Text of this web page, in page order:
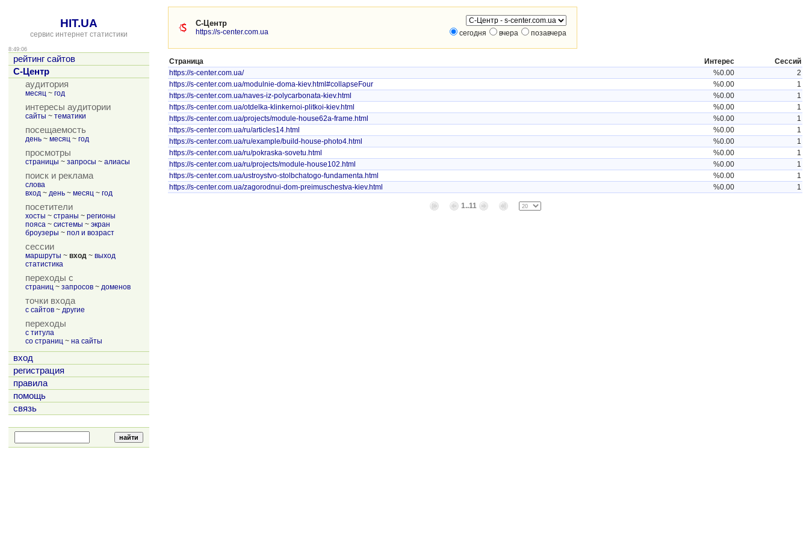
HIT.UA
сервис интернет статистики
8:49:06
рейтинг сайтов
С-Центр
аудитория
месяц ~ год
интересы аудитории
сайты ~ тематики
посещаемость
день ~ месяц ~ год
просмотры
страницы ~ запросы ~ алиасы
поиск и реклама
слова
вход ~ день ~ месяц ~ год
посетители
хосты ~ страны ~ регионы
пояса ~ системы ~ экран
броузеры ~ пол и возраст
сессии
маршруты ~ вход ~ выход
статистика
переходы с
страниц ~ запросов ~ доменов
точки входа
с сайтов ~ другие
переходы
с титула
со страниц ~ на сайты
вход
регистрация
правила
помощь
связь
С-Центр
https://s-center.com.ua сегодня вчера позавчера
Страница Интерес
Сессий
https://s-center.com.ua/
%0.00
2
https://s-center.com.ua/modulnie-doma-kiev.html#collapseFour
%0.00
1
https://s-center.com.ua/naves-iz-polycarbonata-kiev.html
%0.00
1
https://s-center.com.ua/otdelka-klinkernoi-plitkoi-kiev.html
%0.00
1
https://s-center.com.ua/projects/module-house62a-frame.html
%0.00
1
https://s-center.com.ua/ru/articles14.html
%0.00
1
https://s-center.com.ua/ru/example/build-house-photo4.html
%0.00
1
https://s-center.com.ua/ru/pokraska-sovetu.html
%0.00
1
https://s-center.com.ua/ru/projects/module-house102.html
%0.00
1
https://s-center.com.ua/ustroystvo-stolbchatogo-fundamenta.html
%0.00
1
https://s-center.com.ua/zagorodnui-dom-preimuschestva-kiev.html
%0.00 1
1..11